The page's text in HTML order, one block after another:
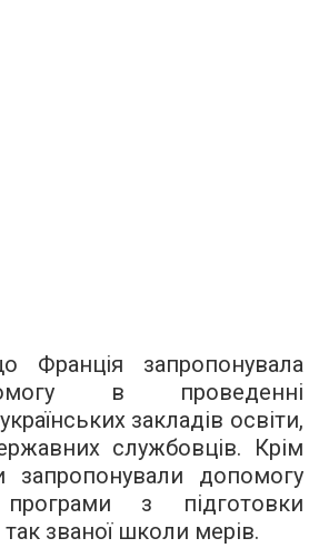
Франція запропонувала
в проведенні
закладів освіти,
службовців. Крім
запропонували допомогу
з підготовки
так званої школи мерів.